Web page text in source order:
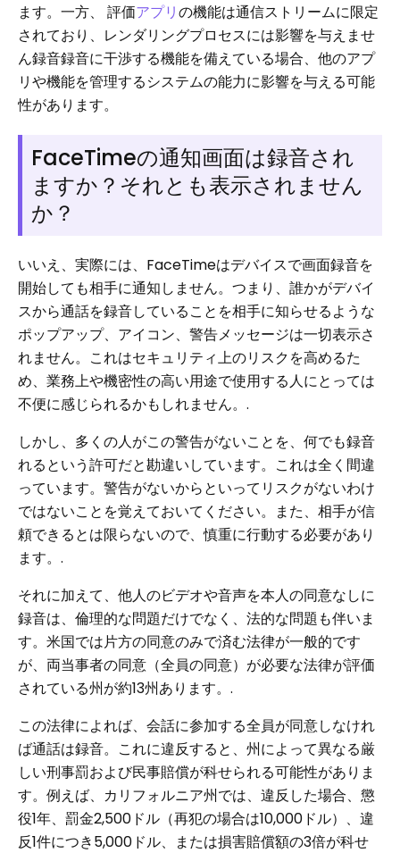
ます。一方、 評価アプリの機能は通信ストリームに限定
されており、レンダリングプロセスには影響を与えませ
ん録音録音に干渉する機能を備えている場合、他のアプ
リや機能を管理するシステムの能力に影響を与える可能
性があります。
FaceTimeの通知画面は録音され
ますか？それとも表示されません
か？
いいえ、実際には、FaceTimeはデバイスで画面録音を
開始しても相手に通知しません。つまり、誰かがデバイ
スから通話を録音していることを相手に知らせるような
ポップアップ、アイコン、警告メッセージは一切表示さ
れません。これはセキュリティ上のリスクを高めるた
め、業務上や機密性の高い用途で使用する人にとっては
不便に感じられるかもしれません。.
しかし、多くの人がこの警告がないことを、何でも録音
れるという許可だと勘違いしています。これは全く間違
っています。警告がないからといってリスクがないわけ
ではないことを覚えておいてください。また、相手が信
頼できるとは限らないので、慎重に行動する必要があり
ます。.
それに加えて、他人のビデオや音声を本人の同意なしに
録音は、倫理的な問題だけでなく、法的な問題も伴いま
す。米国では片方の同意のみで済む法律が一般的です
が、両当事者の同意（全員の同意）が必要な法律が評価
されている州が約13州あります。.
この法律によれば、会話に参加する全員が同意しなけれ
ば通話は録音。これに違反すると、州によって異なる厳
しい刑事罰および民事賠償が科せられる可能性がありま
す。例えば、カリフォルニア州では、違反した場合、懲
役1年、罰金2,500ドル（再犯の場合は10,000ドル）、違
反1件につき5,000ドル、または損害賠償額の3倍が科せ